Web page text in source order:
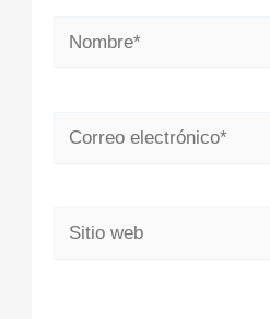
Nombre*
Correo
Sitio